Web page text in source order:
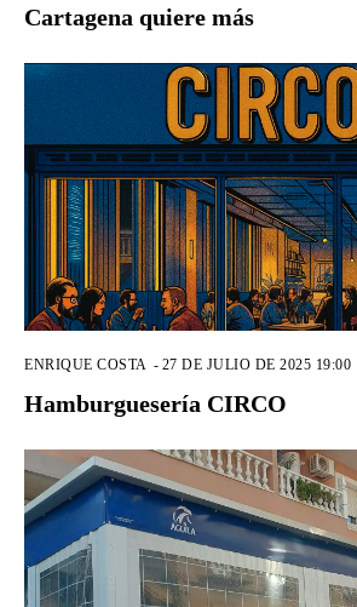
Cartagena quiere más
ENRIQUE COSTA - 27 DE JULIO DE 2025 19:00
Hamburguesería CIRCO